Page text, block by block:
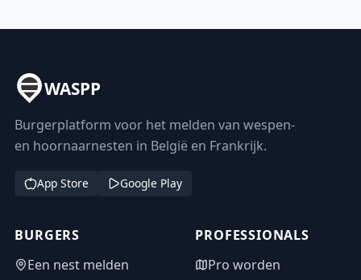
WASPP
Burgerplatform voor het melden van wespen-
en hoornaarnesten in België en Frankrijk.
App Store Google Play
BURGERS
Een nest melden
PROFESSIONALS
Pro worden